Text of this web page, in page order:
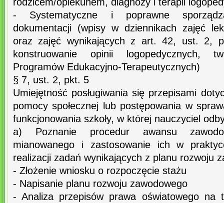
- Systematyczne i poprawne
dokumentacji (wpisy w dziennikach zajęć
oraz zajęć wynikających z art. 42, ust. 2,
konstruowanie opinii logopedycznych,
Programów Edukacyjno-Terapeutycznych)
§ 7, ust. 2, pkt. 5
Umiejętność posługiwania się przepisami
pomocy społecznej lub postępowania w
funkcjonowania szkoły, w której nauczyciel
a) Poznanie procedur awansu
mianowanego i zastosowanie ich w
realizacji zadań wynikających z planu rozwoju
- Złożenie wniosku o rozpoczęcie stażu
- Napisanie planu rozwoju zawodowego
- Analiza przepisów prawa oświatowego na